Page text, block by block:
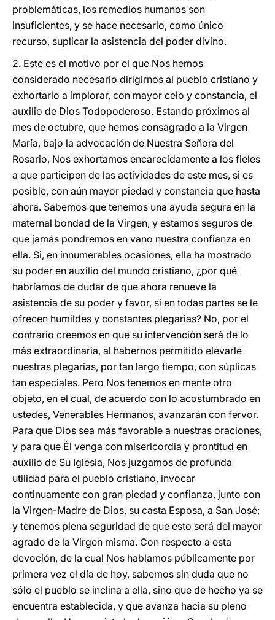
problemáticas, los remedios humanos son
insuficientes, y se hace necesario, como único
recurso, suplicar la asistencia del poder divino.
2. Este es el motivo por el que Nos hemos
considerado necesario dirigirnos al pueblo cristiano y
exhortarlo a implorar, con mayor celo y constancia, el
auxilio de Dios Todopoderoso. Estando próximos al
mes de octubre, que hemos consagrado a la Virgen
María, bajo la advocación de Nuestra Señora del
Rosario, Nos exhortamos encarecidamente a los fieles
a que participen de las actividades de este mes, si es
posible, con aún mayor piedad y constancia que hasta
ahora. Sabemos que tenemos una ayuda segura en la
maternal bondad de la Virgen, y estamos seguros de
que jamás pondremos en vano nuestra confianza en
ella. Si, en innumerables ocasiones, ella ha mostrado
su poder en auxilio del mundo cristiano, ¿por qué
habríamos de dudar de que ahora renueve la
asistencia de su poder y favor, si en todas partes se le
ofrecen humildes y constantes plegarias? No, por el
contrario creemos en que su intervención será de lo
más extraordinaria, al habernos permitido elevarle
nuestras plegarias, por tan largo tiempo, con súplicas
tan especiales. Pero Nos tenemos en mente otro
objeto, en el cual, de acuerdo con lo acostumbrado en
ustedes, Venerables Hermanos, avanzarán con fervor.
Para que Dios sea más favorable a nuestras oraciones,
y para que Él venga con misericordia y prontitud en
auxilio de Su Iglesia, Nos juzgamos de profunda
utilidad para el pueblo cristiano, invocar
continuamente con gran piedad y confianza, junto con
la Virgen-Madre de Dios, su casta Esposa, a San José;
y tenemos plena seguridad de que esto será del mayor
agrado de la Virgen misma. Con respecto a esta
devoción, de la cual Nos hablamos públicamente por
primera vez el día de hoy, sabemos sin duda que no
sólo el pueblo se inclina a ella, sino que de hecho ya se
encuentra establecida, y que avanza hacia su pleno